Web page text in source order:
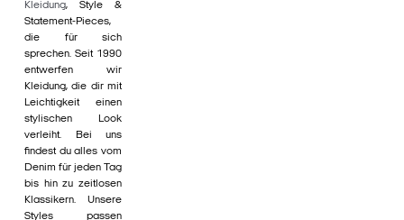
Kleidung, Style &
Statement-Pieces,
die für sich
sprechen. Seit 1990
entwerfen wir
Kleidung, die dir mit
Leichtigkeit einen
stylischen Look
verleiht. Bei uns
findest du alles vom
Denim für jeden Tag
bis hin zu zeitlosen
Klassikern. Unsere
Styles passen